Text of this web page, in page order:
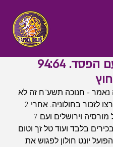
נר שמיני עם הפסד. 94:64
נאמר - חנוכה תשע"ח זה לא
בלבד ועוד טל זך וטום
יונט חולון לפגוש את